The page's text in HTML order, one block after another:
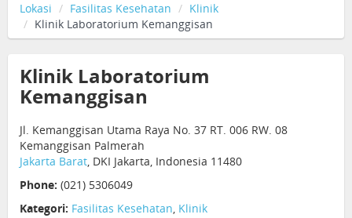
Lokasi Fasilitas Kesehatan
Klinik
Klinik Laboratorium Kemanggisan
Klinik Laboratorium
Kemanggisan
Jl. Kemanggisan Utama Raya No. 37 RT. 006 RW. 08
Kemanggisan Palmerah
Jakarta Barat, DKI Jakarta, Indonesia 11480
Phone: (021) 5306049
Kategori: Fasilitas Kesehatan, Klinik